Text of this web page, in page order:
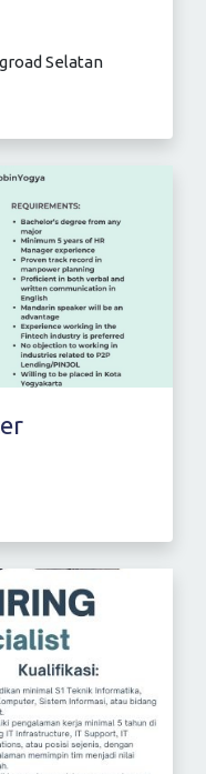
Selatan